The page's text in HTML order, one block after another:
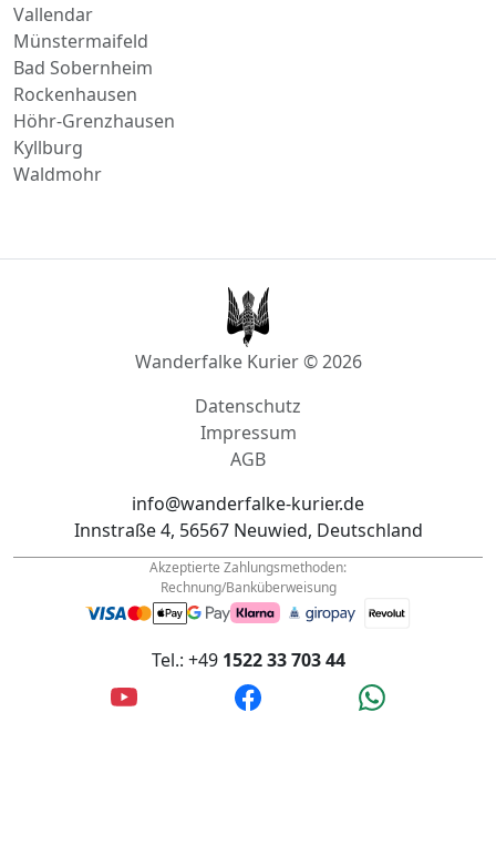
Vallendar
Münstermaifeld
Bad Sobernheim
Rockenhausen
Höhr-Grenzhausen
Kyllburg
Waldmohr
Wanderfalke Kurier © 2026
Datenschutz
Impressum
AGB
info@wanderfalke-kurier.de
Innstraße 4, 56567 Neuwied, Deutschland
Akzeptierte Zahlungsmethoden:
Rechnung/Banküberweisung
Tel.: +49 1522 33 703 44